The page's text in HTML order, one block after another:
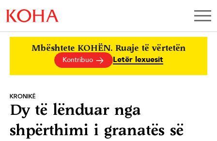
Mbështete KOHËN. Ruaje të vërtetën
Kontribuo Letër lexuesit
KRONIKË
Dy të lënduar nga
shpërthimi i granatës së